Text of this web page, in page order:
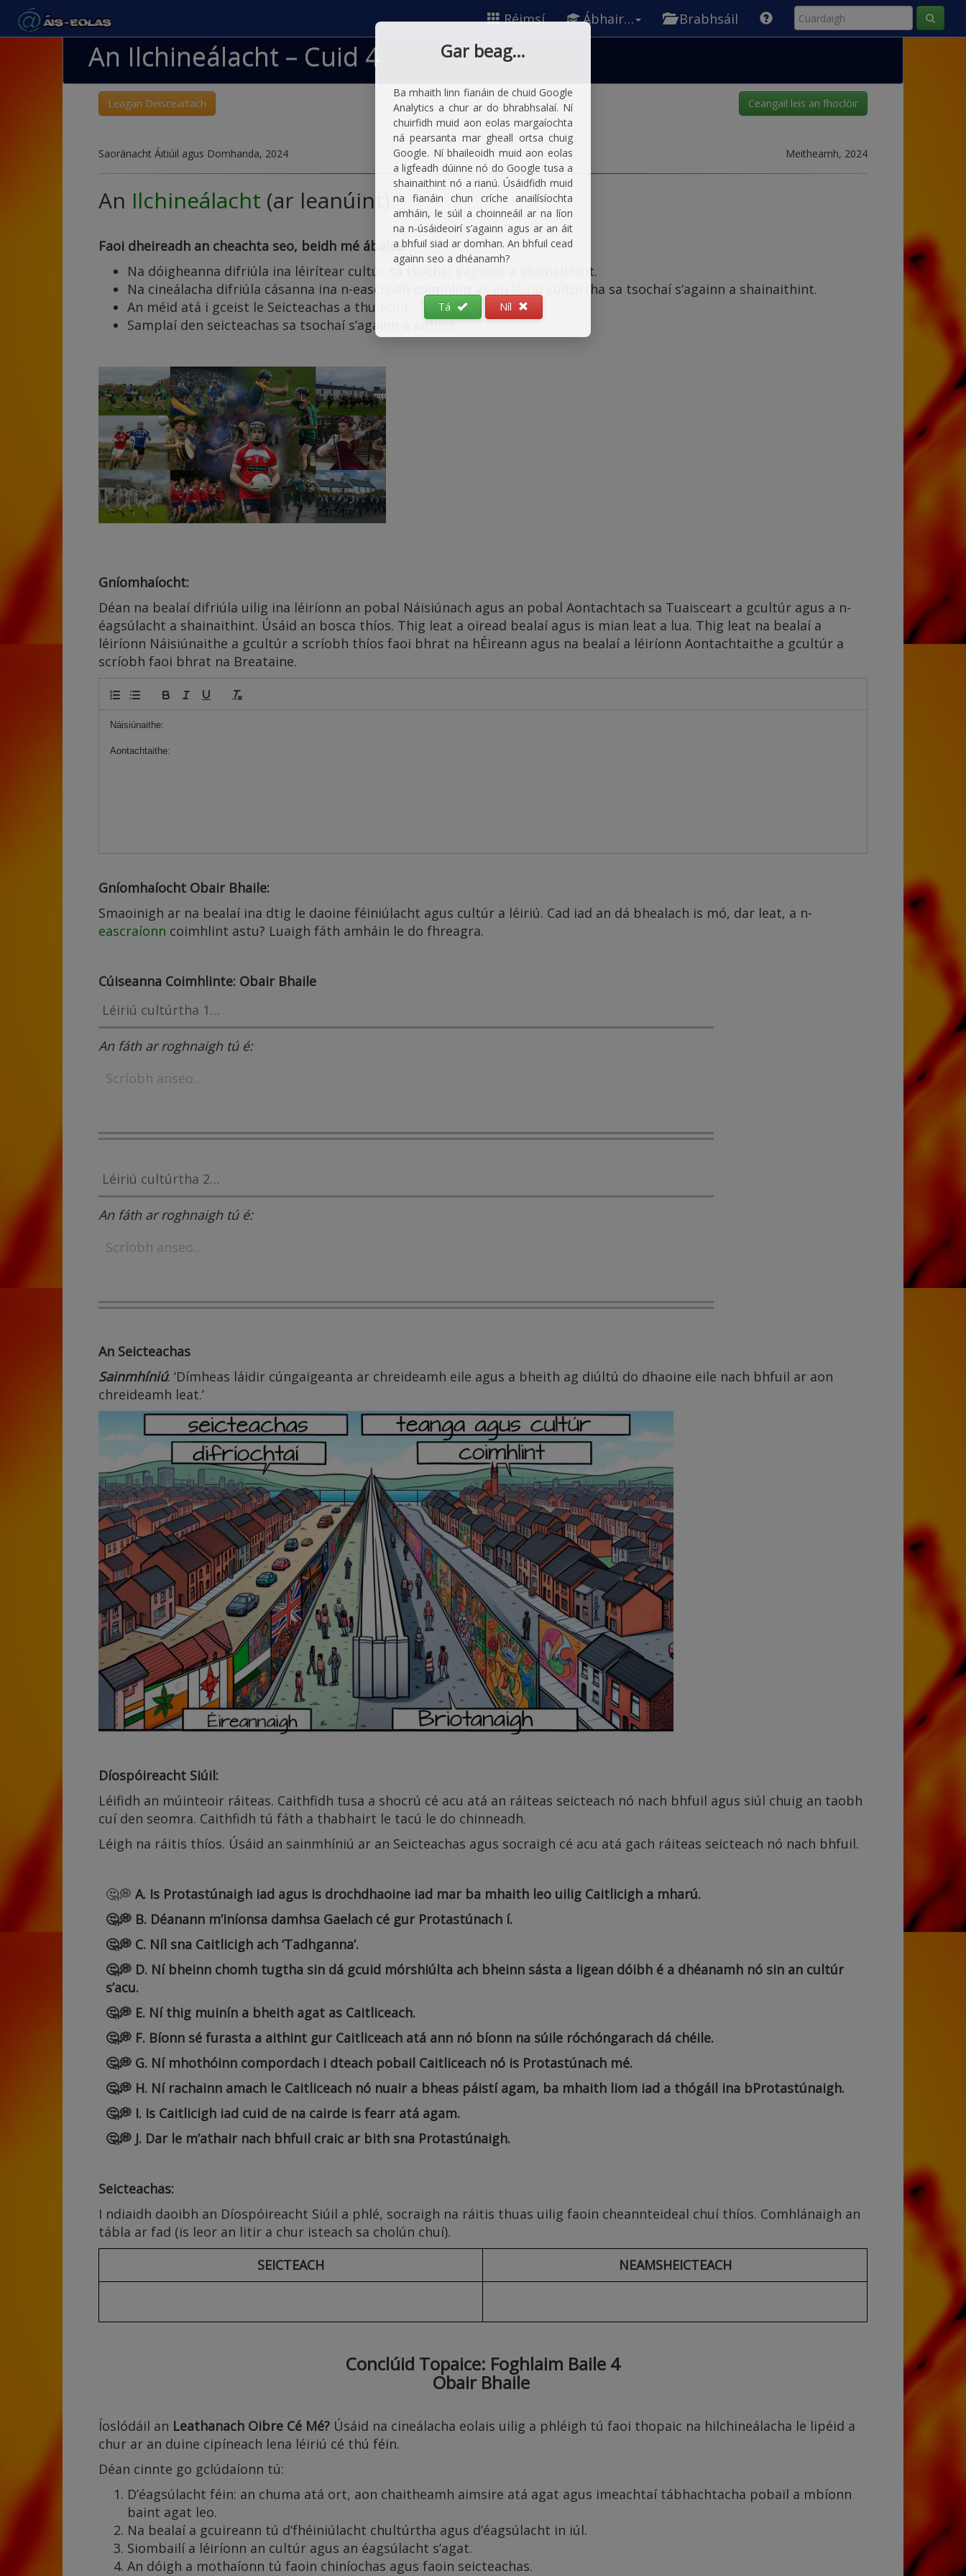
Réimsí Ábhair… Brabhsáil
An Ilchineálacht – Cuid 4
Leagan Deisceartach Ceangail leis an fhoclóir
Saoránacht Áitiúil agus Domhanda, 2024 Meitheamh, 2024
An Ilchineálacht (ar leanúint)
Faoi dheireadh an cheachta seo, beidh mé ábalta:
Na dóigheanna difriúla ina léirítear cultúr sa tsochaí s’againn a shainaithint.
Na cineálacha difriúla cásanna ina n-eascródh coimhlint as an léiriú cultúrtha sa tsochaí s’againn a shainaithint.
An méid atá i gceist le Seicteachas a thuiscint
Samplaí den seicteachas sa tsochaí s’againn a aithint.
Gníomhaíocht:
Déan na bealaí difriúla uilig ina léiríonn an pobal Náisiúnach agus an pobal Aontachtach sa Tuaisceart a gcultúr agus a n-
éagsúlacht a shainaithint. Úsáid an bosca thíos. Thig leat a oiread bealaí agus is mian leat a lua. Thig leat na bealaí a
léiríonn Náisiúnaithe a gcultúr a scríobh thíos faoi bhrat na hÉireann agus na bealaí a léiríonn Aontachtaithe a gcultúr a
scríobh faoi bhrat na Breataine.
Náisiúnaithe:
Aontachtaithe:
Gníomhaíocht Obair Bhaile:
Smaoinigh ar na bealaí ina dtig le daoine féiniúlacht agus cultúr a léiriú. Cad iad an dá bhealach is mó, dar leat, a n-
eascraíonn coimhlint astu? Luaigh fáth amháin le do fhreagra.
Cúiseanna Coimhlinte: Obair Bhaile
An fáth ar roghnaigh tú é:
An fáth ar roghnaigh tú é:
An Seicteachas
Sainmhíniú: ‘Dímheas láidir cúngaigeanta ar chreideamh eile agus a bheith ag diúltú do dhaoine eile nach bhfuil ar aon
chreideamh leat.’
Díospóireacht Siúil:
Léifidh an múinteoir ráiteas. Caithfidh tusa a shocrú cé acu atá an ráiteas seicteach nó nach bhfuil agus siúl chuig an taobh
cuí den seomra. Caithfidh tú fáth a thabhairt le tacú le do chinneadh.
Léigh na ráitis thíos. Úsáid an sainmhíniú ar an Seicteachas agus socraigh cé acu atá gach ráiteas seicteach nó nach bhfuil.
🤔💭 A. Is Protastúnaigh iad agus is drochdhaoine iad mar ba mhaith leo uilig Caitlicigh a mharú.
🤔💭 B. Déanann m’iníonsa damhsa Gaelach cé gur Protastúnach í.
🤔💭 C. Níl sna Caitlicigh ach ‘Tadhganna’.
🤔💭 D. Ní bheinn chomh tugtha sin dá gcuid mórshiúlta ach bheinn sásta a ligean dóibh é a dhéanamh nó sin an cultúr
s’acu.
🤔💭 E. Ní thig muinín a bheith agat as Caitliceach.
🤔💭 F. Bíonn sé furasta a aithint gur Caitliceach atá ann nó bíonn na súile róchóngarach dá chéile.
🤔💭 G. Ní mhothóinn compordach i dteach pobail Caitliceach nó is Protastúnach mé.
🤔💭 H. Ní rachainn amach le Caitliceach nó nuair a bheas páistí agam, ba mhaith liom iad a thógáil ina bProtastúnaigh.
🤔💭 I. Is Caitlicigh iad cuid de na cairde is fearr atá agam.
🤔💭 J. Dar le m’athair nach bhfuil craic ar bith sna Protastúnaigh.
Seicteachas:
I ndiaidh daoibh an Díospóireacht Siúil a phlé, socraigh na ráitis thuas uilig faoin cheannteideal chuí thíos. Comhlánaigh an
tábla ar fad (is leor an litir a chur isteach sa cholún chuí).
SEICTEACH
NEAMSHEICTEACH
Conclúid Topaice: Foghlaim Baile 4
Obair Bhaile
Íoslódáil an Leathanach Oibre Cé Mé? Úsáid na cineálacha eolais uilig a phléigh tú faoi thopaic na hilchineálacha le lipéid a
chur ar an duine cipíneach lena léiriú cé thú féin.
Déan cinnte go gclúdaíonn tú:
D’éagsúlacht féin: an chuma atá ort, aon chaitheamh aimsire atá agat agus imeachtaí tábhachtacha pobail a mbíonn
baint agat leo.
Na bealaí a gcuireann tú d’fhéiniúlacht chultúrtha agus d’éagsúlacht in iúl.
Siombailí a léiríonn an cultúr agus an éagsúlacht s’agat.
An dóigh a mothaíonn tú faoin chiníochas agus faoin seicteachas.
Gar beag…
Ba mhaith linn fianáin de chuid Google
Analytics a chur ar do bhrabhsalaí. Ní
chuirfidh muid aon eolas margaíochta
ná pearsanta mar gheall ortsa chuig
Google. Ní bhaileoidh muid aon eolas
a ligfeadh dúinne nó do Google tusa a
shainaithint nó a rianú. Úsáidfidh muid
na fianáin chun críche anailísíochta
amháin, le súil a choinneáil ar na líon
na n-úsáideoirí s’againn agus ar an áit
a bhfuil siad ar domhan. An bhfuil cead
againn seo a dhéanamh?
Tá Níl